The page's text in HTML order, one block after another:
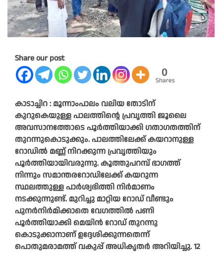
Share our post
0
Shares
കാടാച്ചിറ : മൂന്നാംപാലം വലിയ തോടിന്
കുറുകെയുള്ള പാലത്തിന്റെ പ്രവൃത്തി ജൂലൈ
അവസാനത്തോടെ പൂർത്തിയാക്കി ഗതാഗതത്തിന്
തുറന്നുകൊടുക്കും. പാലത്തിലേക്ക് കയറാനുള്ള
റോഡില്‍ മണ്ണ് നിറക്കുന്ന പ്രവൃത്തിയും
പൂർത്തിയായിവരുന്നു. കൂത്തുപറമ്പ്‌ ഭാഗത്ത്
നിന്നും സമാന്തരറോഡിലേക്ക് കയറുന്ന
സ്ഥലത്തുള്ള പാർശ്വഭിത്തി നിർമാണം
നടക്കുന്നുണ്ട്. മുറിച്ചു മാറ്റിയ റോഡ് വീണ്ടും
പുനർനിർമിക്കാതെ വേഗത്തിൽ പണി
പൂർത്തിയാക്കി മെയിൻ റോഡ് തുറന്നു
കൊടുക്കാനാണ് ഉദ്ദേശിക്കുന്നതെന്ന്‌
പൊതുമരാമത്ത്‌ വകുപ്പ്‌ അധികൃതർ അറിയിച്ചു. 12